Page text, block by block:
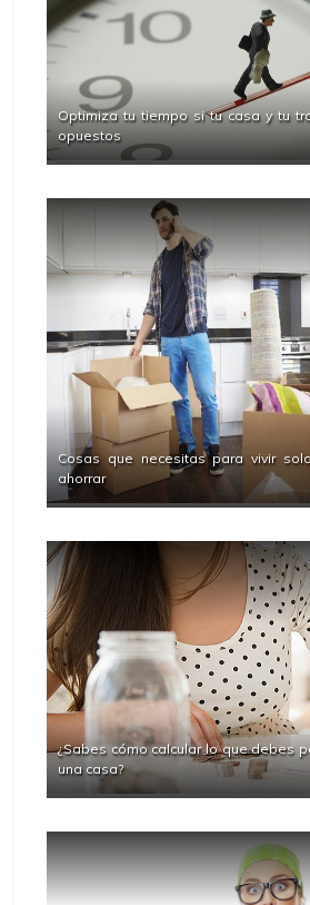
Optimiza tu tiempo si tu casa y tu
opuestos
Cosas que necesitas para vivir
ahorrar
¿Sabes cómo calcular lo que debes
una casa?